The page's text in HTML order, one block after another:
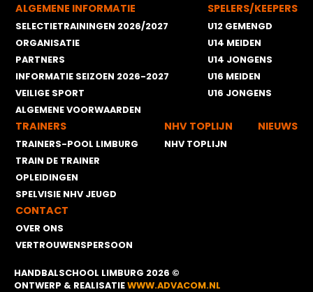
ALGEMENE INFORMATIE
SELECTIETRAININGEN 2026/2027
ORGANISATIE
PARTNERS
INFORMATIE SEIZOEN 2026-2027
VEILIGE SPORT
ALGEMENE VOORWAARDEN
SPELERS/KEEPERS
U12 GEMENGD
U14 MEIDEN
U14 JONGENS
U16 MEIDEN
U16 JONGENS
TRAINERS
TRAINERS-POOL LIMBURG
TRAIN DE TRAINER
OPLEIDINGEN
SPELVISIE NHV JEUGD
NHV TOPLIJN
NHV TOPLIJN
NIEUWS
CONTACT
OVER ONS
VERTROUWENSPERSOON
HANDBALSCHOOL LIMBURG 2026 ©
ONTWERP & REALISATIEWWW.ADVACOM.NL